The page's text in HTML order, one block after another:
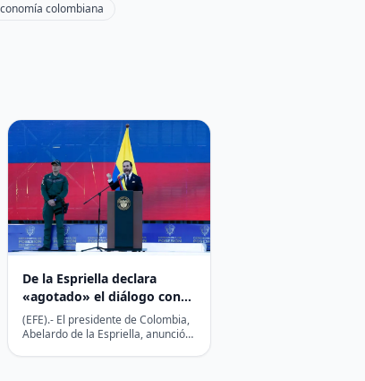
colombiana
De la Espriella declara
«agotado» el diálogo con
grupos armados ilegales de
Colombia
(EFE).- El presidente de Colombia,
Abelardo de la Espriella, anunció